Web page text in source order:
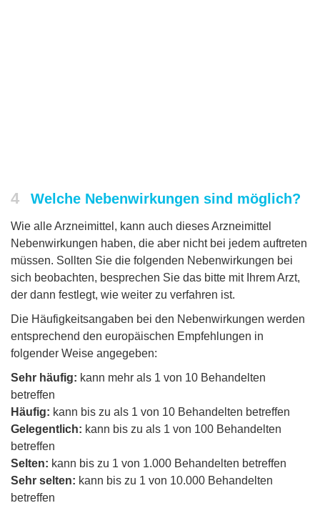
4 Welche Nebenwirkungen sind möglich?
Wie alle Arzneimittel, kann auch dieses Arzneimittel
Nebenwirkungen haben, die aber nicht bei jedem auftreten
müssen. Sollten Sie die folgenden Nebenwirkungen bei
sich beobachten, besprechen Sie das bitte mit Ihrem Arzt,
der dann festlegt, wie weiter zu verfahren ist.
Die Häufigkeitsangaben bei den Nebenwirkungen werden
entsprechend den europäischen Empfehlungen in
folgender Weise angegeben:
Sehr häufig: kann mehr als 1 von 10 Behandelten
betreffen
Häufig: kann bis zu als 1 von 10 Behandelten betreffen
Gelegentlich: kann bis zu als 1 von 100 Behandelten
betreffen
Selten: kann bis zu 1 von 1.000 Behandelten betreffen
Sehr selten: kann bis zu 1 von 10.000 Behandelten
betreffen